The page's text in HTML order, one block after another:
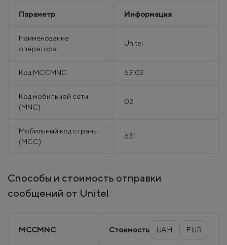
Параметр Информация
Наименование
оператора
Unitel
Код MCCMNC 63102
Код мобильной сети
(MNC)
02
Мобильный код страны
(MCC)
631
Способы и стоимость отправки
сообщений от Unitel
MCCMNC Стоимость UAH EUR